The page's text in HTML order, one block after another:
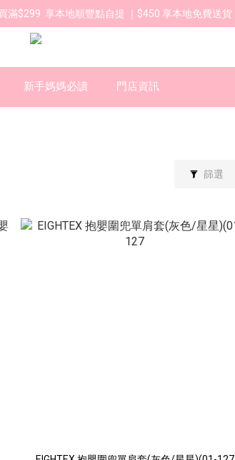
滿$299  享本地順豐點自提 ｜$450 享本地免費送貨
新手媽媽必讀 門店資訊
篩選